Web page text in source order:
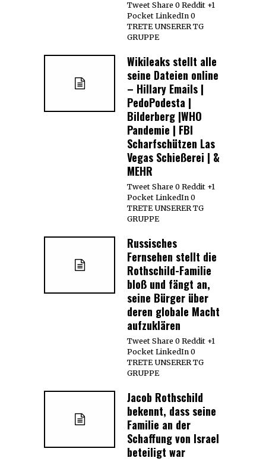
Tweet Share 0 Reddit +1
Pocket LinkedIn 0
TRETE UNSERER TG
GRUPPE
Wikileaks stellt alle
seine Dateien online
– Hillary Emails |
PedoPodesta |
Bilderberg |WHO
Pandemie | FBI
Scharfschützen Las
Vegas Schießerei | &
MEHR
Tweet Share 0 Reddit +1
Pocket LinkedIn 0
TRETE UNSERER TG
GRUPPE
Russisches
Fernsehen stellt die
Rothschild-Familie
bloß und fängt an,
seine Bürger über
deren globale Macht
aufzuklären
Tweet Share 0 Reddit +1
Pocket LinkedIn 0
TRETE UNSERER TG
GRUPPE
Jacob Rothschild
bekennt, dass seine
Familie an der
Schaffung von Israel
beteiligt war